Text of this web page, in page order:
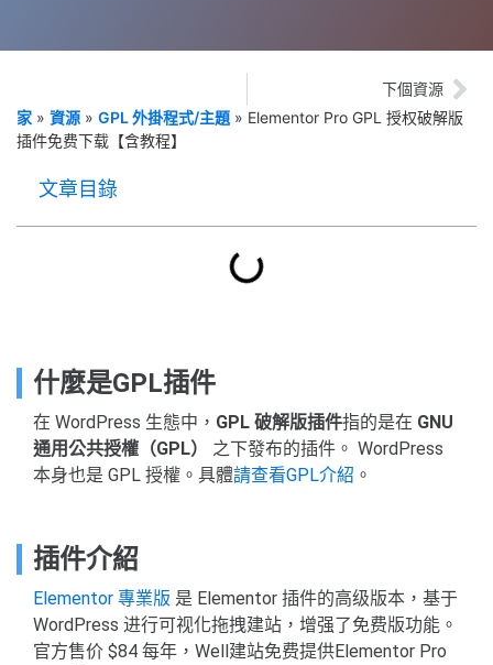
下個資源
家 » 資源 » GPL 外掛程式/主題 » Elementor Pro GPL 授权破解版
插件免费下载【含教程】
文章目錄
什麼是GPL插件
在 WordPress 生態中， GPL 破解版插件指的是在 GNU
通用公共授權（GPL）
之下發布的插件。 WordPress
本身也是 GPL 授權。具體請查看GPL介紹 。
插件介紹
Elementor 專業版 是 Elementor 插件的高级版本，基于
WordPress 进行可视化拖拽建站，增强了免费版功能。
官方售价 $84 每年，Well建站免费提供Elementor Pro